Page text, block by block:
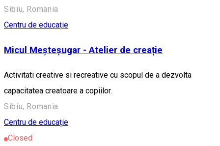
Sibiu, Romania
Centru de educație
Micul Meșteșugar - Atelier de creație
Activitati creative si recreative cu scopul de a dezvolta
capacitatea creatoare a copiilor.
Sibiu, Romania
Centru de educație
Closed